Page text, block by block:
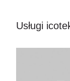
Usługi